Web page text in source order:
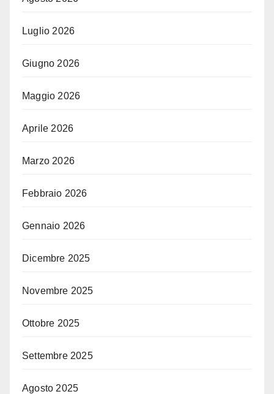
Luglio 2026
Giugno 2026
Maggio 2026
Aprile 2026
Marzo 2026
Febbraio 2026
Gennaio 2026
Dicembre 2025
Novembre 2025
Ottobre 2025
Settembre 2025
Agosto 2025